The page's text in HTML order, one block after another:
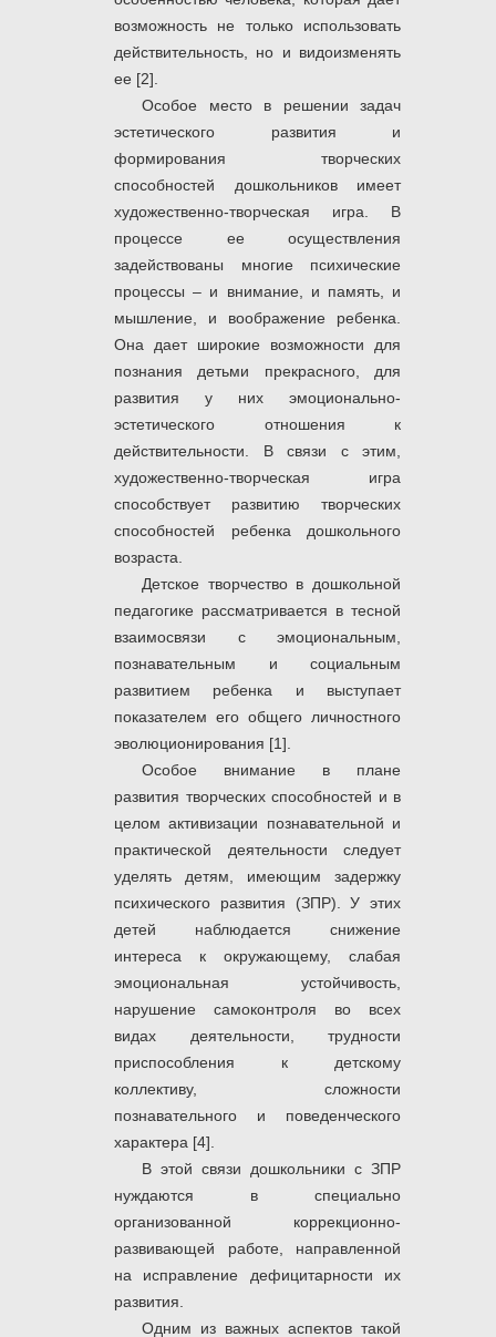
возможность не только использовать
действительность, но и видоизменять
ее [2].
Особое место в решении задач
эстетического развития и
формирования творческих
способностей дошкольников имеет
художественно-творческая игра. В
процессе ее осуществления
задействованы многие психические
процессы – и внимание, и память, и
мышление, и воображение ребенка.
Она дает широкие возможности для
познания детьми прекрасного, для
развития у них эмоционально-
эстетического отношения к
действительности. В связи с этим,
художественно-творческая игра
способствует развитию творческих
способностей ребенка дошкольного
возраста.
Детское творчество в дошкольной
педагогике рассматривается в тесной
взаимосвязи с эмоциональным,
познавательным и социальным
развитием ребенка и выступает
показателем его общего личностного
эволюционирования [1].
Особое внимание в плане
развития творческих способностей и в
целом активизации познавательной и
практической деятельности следует
уделять детям, имеющим задержку
психического развития (ЗПР). У этих
детей наблюдается снижение
интереса к окружающему, слабая
эмоциональная устойчивость,
нарушение самоконтроля во всех
видах деятельности, трудности
приспособления к детскому
коллективу, сложности
познавательного и поведенческого
характера [4].
В этой связи дошкольники с ЗПР
нуждаются в специально
организованной коррекционно-
развивающей работе, направленной
на исправление дефицитарности их
развития.
Одним из важных аспектов такой